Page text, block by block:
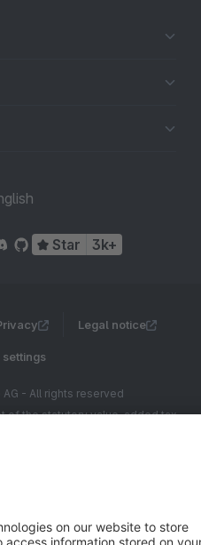
Star 3k+
Legal notice
settings
- All rights reserved
of the statutory value-added tax